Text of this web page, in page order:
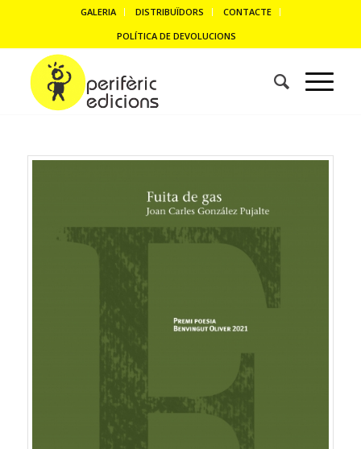
GALERIA DISTRIBUÏDORS
CONTACTE
POLÍTICA DE DEVOLUCIONS